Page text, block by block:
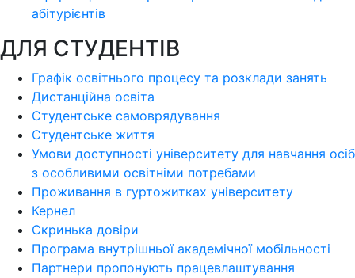
абітурієнтів
ДЛЯ СТУДЕНТІВ
Графік освітнього процесу та розклади занять
Дистанційна освіта
Студентське самоврядування
Студентське життя
Умови доступності університету для навчання осіб
з особливими освітніми потребами
Проживання в гуртожитках університету
Кернел
Скринька довіри
Програма внутрішньої академічної мобільності
Партнери пропонують працевлаштування